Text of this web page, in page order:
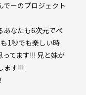
でーのプロジェクト
あなたも6次元でぺ
1秒でも楽しい時
てます!!! 兄と妹が
ます!!!